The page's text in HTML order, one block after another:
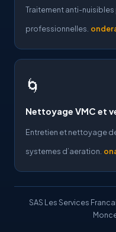
Traitement anti-
professionnelles.
🌀
Nettoyage VMC et
Entretien et nettoyage
systemes d’aeration.
SAS Les Services